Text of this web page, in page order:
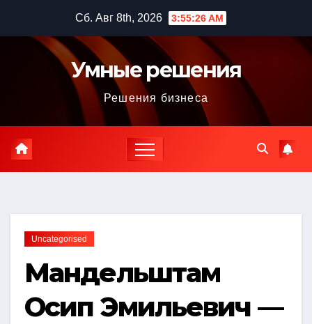
содержимому
Сб. Авг 8th, 2026 3:55:27 AM
Умные решения
Решения бизнеса
Uncategorised
Мандельштам
Осип Эмильевич —